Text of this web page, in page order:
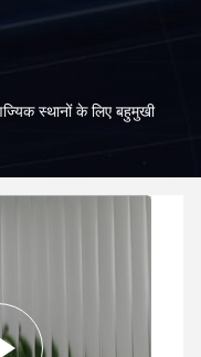
स्थानों के लिए बहुमुखी